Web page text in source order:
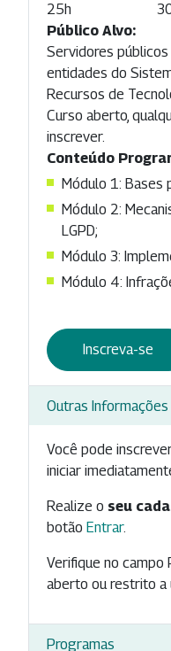
25h
Público Alvo:
Servidores
entidades do
Recursos de
Curso aberto,
inscrever.
Conteúdo
Módulo 1: Bases
Módulo 2:
LGPD;
Módulo 3:
Módulo 4:
Inscreva-se
Outras Informações
Você pode
iniciar
Realize o seu
botão Entrar.
Verifique no
aberto ou restrito a
Programas